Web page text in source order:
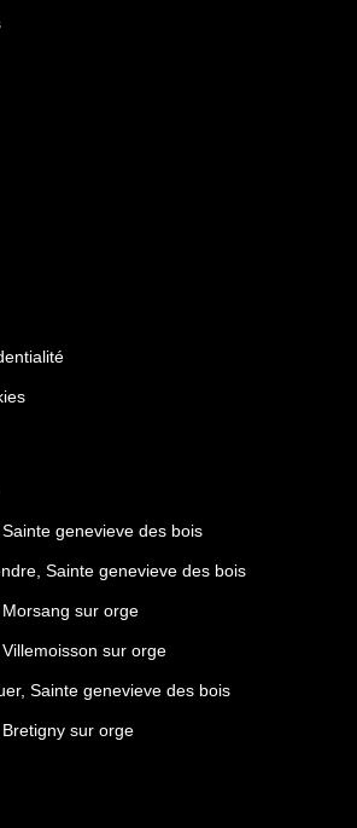
genevieve des bois
Sainte genevieve des bois
sur orge
sur orge
Sainte genevieve des bois
sur orge